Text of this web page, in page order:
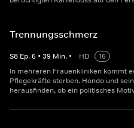
Trennungsschmerz
S8 Ep.6 • 39 Min. • HD
16
In mehreren Frauenkliniken kommt
Pflegekräfte sterben. Hondo und sein
herausfinden, ob ein politisches